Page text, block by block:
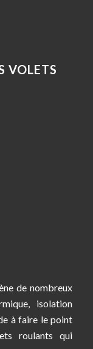
VOLETS
de nombreux
isolation
à faire le point
roulants qui